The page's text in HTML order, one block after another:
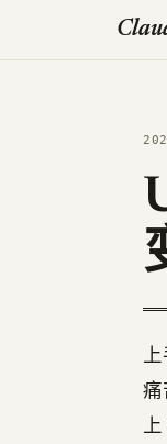
上
痛
上